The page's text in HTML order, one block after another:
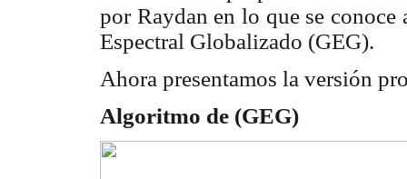
por Raydan en lo que se
Espectral Globalizado (GEG).
Ahora presentamos la versión
Algoritmo de (GEG)